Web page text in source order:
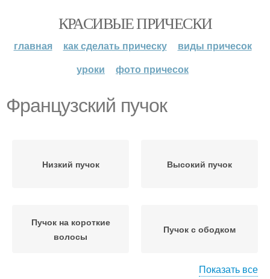
КРАСИВЫЕ ПРИЧЕСКИ
главная как сделать прическу
виды причесок
уроки
фото причесок
Французский пучок
Низкий пучок Высокий пучок
Пучок на короткие
волосы
Пучок с ободком
Показать все